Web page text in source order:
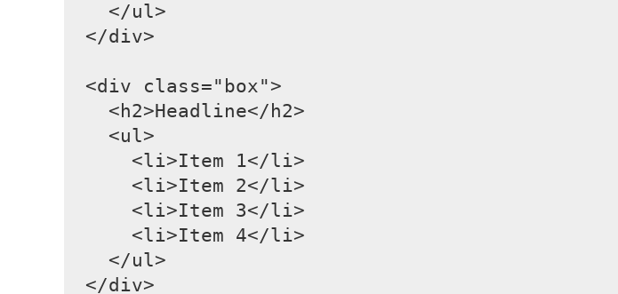
  </ul>
</div>
<div class="box">
  <h2>Headline</h2>
  <ul>
    <li>Item 1</li>
    <li>Item 2</li>
    <li>Item 3</li>
    <li>Item 4</li>
  </ul>
</div>